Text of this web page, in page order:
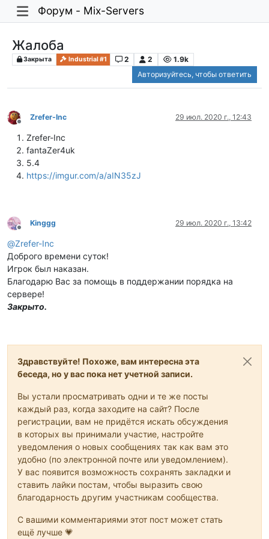
Форум - Mix-Servers
Жалоба
Закрыта Industrial #1 2 2
1.9k
Авторизуйтесь, чтобы ответить
Не в сети
Zrefer-Inc 29 июл. 2020 г., 12:43
Zrefer-Inc
fantaZer4uk
5.4
https://imgur.com/a/aIN35zJ
Не в сети
Kinggg 29 июл. 2020 г., 13:42
@Zrefer-Inc
Доброго времени суток!
Игрок был наказан.
Благодарю Вас за помощь в поддержании порядка на
сервере!
Закрыто.
Здравствуйте! Похоже, вам интересна эта
беседа, но у вас пока нет учетной записи.
Вы устали просматривать одни и те же посты
каждый раз, когда заходите на сайт? После
регистрации, вам не придётся искать обсуждения
в которых вы принимали участие, настройте
уведомления о новых сообщениях так как вам это
удобно (по электронной почте или уведомлением).
У вас появится возможность сохранять закладки и
ставить лайки постам, чтобы выразить свою
благодарность другим участникам сообщества.
С вашими комментариями этот пост может стать
ещё лучше 💗